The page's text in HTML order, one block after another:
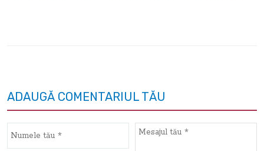
ADAUGĂ COMENTARIUL TĂU